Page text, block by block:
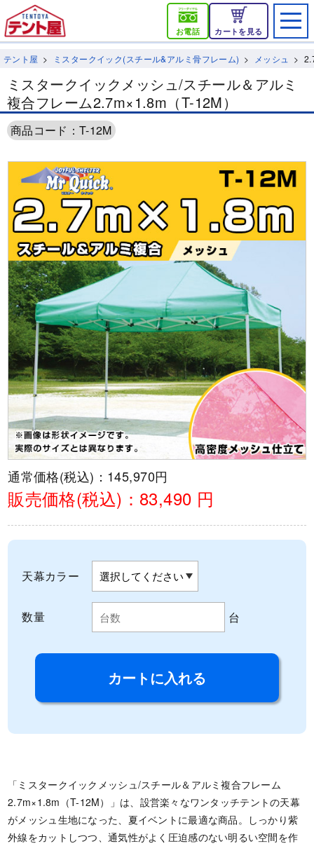
お電話 カートを見る
テント屋 ミスタークイック(スチール&アルミ骨フレーム) メッシュ
ミスタークイックメッシュ/スチール＆アルミ
複合フレーム2.7m×1.8m（T-12M）
商品コード：T-12M
通常価格(税込)： 145,970円
販売価格(税込)： 83,490 円
天幕カラー
数量 台
「ミスタークイックメッシュ/スチール＆アルミ複合フレーム
2.7m×1.8m（T-12M）」は、設営楽々なワンタッチテントの天幕
がメッシュ生地になった、夏イベントに最適な商品。しっかり紫
外線をカットしつつ、通気性がよく圧迫感のない明るい空間を作